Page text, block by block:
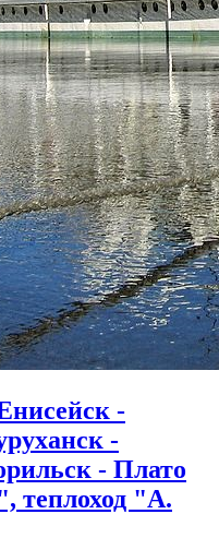
-
-
- Плато
теплоход "А.